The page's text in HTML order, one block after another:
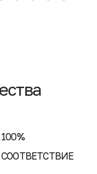
100%
СООТВЕТСТВИЕ